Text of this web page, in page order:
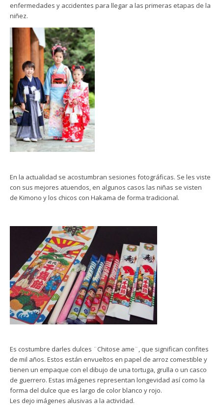
enfermedades y accidentes para llegar a las primeras etapas de la
niñez.
En la actualidad se acostumbran sesiones fotográficas. Se les viste
con sus mejores atuendos, en algunos casos las niñas se visten
de Kimono y los chicos con Hakama de forma tradicional.
Es costumbre darles dulces ¨Chitose ame¨, que significan confites
de mil años. Estos están envueltos en papel de arroz comestible y
tienen un empaque con el dibujo de una tortuga, grulla o un casco
de guerrero. Estas imágenes representan longevidad así como la
forma del dulce que es largo de color blanco y rojo.
Les dejo imágenes alusivas a la actividad.